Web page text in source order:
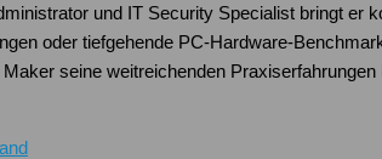
und IT Security Specialist bringt
oder tiefgehende PC-Hardware-
seine weitreichenden